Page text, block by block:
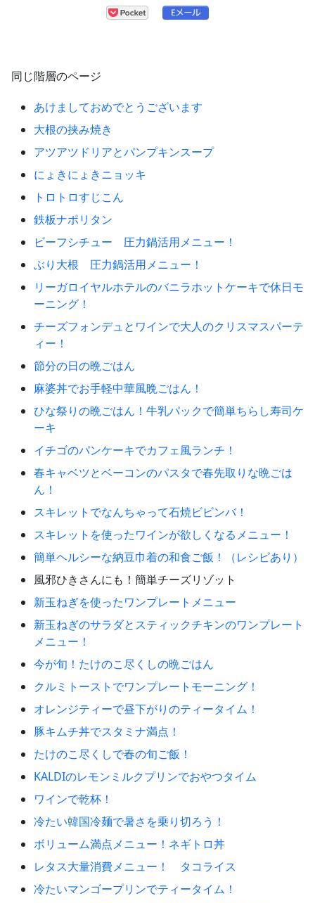
同じ階層のページ
あけましておめでとうございます
大根の挟み焼き
アツアツドリアとパンプキンスープ
にょきにょきニョッキ
トロトロすじこん
鉄板ナポリタン
ビーフシチュー 圧力鍋活用メニュー！
ぶり大根 圧力鍋活用メニュー！
リーガロイヤルホテルのバニラホットケーキで休日モ
ーニング！
チーズフォンデュとワインで大人のクリスマスパーテ
ィー！
節分の日の晩ごはん
麻婆丼でお手軽中華風晩ごはん！
ひな祭りの晩ごはん！牛乳パックで簡単ちらし寿司ケ
ーキ
イチゴのパンケーキでカフェ風ランチ！
春キャベツとベーコンのパスタで春先取りな晩ごは
ん！
スキレットでなんちゃって石焼ビビンバ！
スキレットを使ったワインが欲しくなるメニュー！
簡単ヘルシーな納豆巾着の和食ご飯！（レシピあり）
風邪ひきさんにも！簡単チーズリゾット
新玉ねぎを使ったワンプレートメニュー
新玉ねぎのサラダとスティックチキンのワンプレート
メニュー！
今が旬！たけのこ尽くしの晩ごはん
クルミトーストでワンプレートモーニング！
オレンジティーで昼下がりのティータイム！
豚キムチ丼でスタミナ満点！
たけのこ尽くしで春の旬ご飯！
KALDIのレモンミルクプリンでおやつタイム
ワインで乾杯！
冷たい韓国冷麺で暑さを乗り切ろう！
ボリューム満点メニュー！ネギトロ丼
レタス大量消費メニュー！ タコライス
冷たいマンゴープリンでティータイム！